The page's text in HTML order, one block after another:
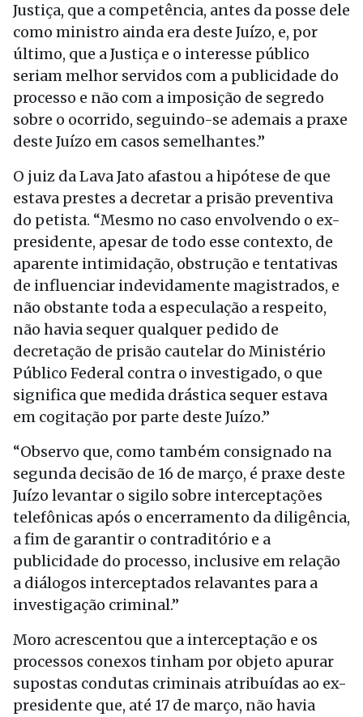
Justiça, que a competência, antes da posse dele
como ministro ainda era deste Juízo, e, por
último, que a Justiça e o interesse público
seriam melhor servidos com a publicidade do
processo e não com a imposição de segredo
sobre o ocorrido, seguindo-se ademais a praxe
deste Juízo em casos semelhantes.”
O juiz da Lava Jato afastou a hipótese de que
estava prestes a decretar a prisão preventiva
do petista. “Mesmo no caso envolvendo o ex-
presidente, apesar de todo esse contexto, de
aparente intimidação, obstrução e tentativas
de influenciar indevidamente magistrados, e
não obstante toda a especulação a respeito,
não havia sequer qualquer pedido de
decretação de prisão cautelar do Ministério
Público Federal contra o investigado, o que
significa que medida drástica sequer estava
em cogitação por parte deste Juízo.”
“Observo que, como também consignado na
segunda decisão de 16 de março, é praxe deste
Juízo levantar o sigilo sobre interceptações
telefônicas após o encerramento da diligência,
a fim de garantir o contraditório e a
publicidade do processo, inclusive em relação
a diálogos interceptados relavantes para a
investigação criminal.”
Moro acrescentou que a interceptação e os
processos conexos tinham por objeto apurar
supostas condutas criminais atribuídas ao ex-
presidente que, até 17 de março, não havia